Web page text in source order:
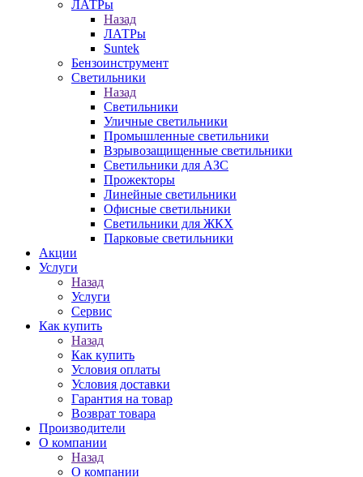
ЛАТРы
Назад
ЛАТРы
Suntek
Бензоинструмент
Светильники
Назад
Светильники
Уличные светильники
Промышленные светильники
Взрывозащищенные светильники
Светильники для АЗС
Прожекторы
Линейные светильники
Офисные светильники
Светильники для ЖКХ
Парковые светильники
Акции
Услуги
Назад
Услуги
Сервис
Как купить
Назад
Как купить
Условия оплаты
Условия доставки
Гарантия на товар
Возврат товара
Производители
О компании
Назад
О компании